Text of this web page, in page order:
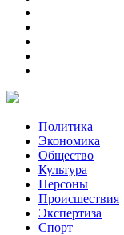
Политика
Экономика
Общество
Культура
Персоны
Происшествия
Экспертиза
Спорт